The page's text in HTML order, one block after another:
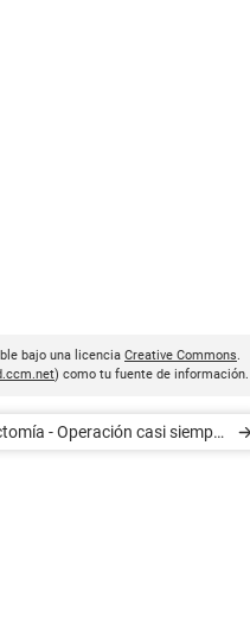
bajo una licencia Creative Commons.
) como tu fuente de información.
- Operación casi siempre